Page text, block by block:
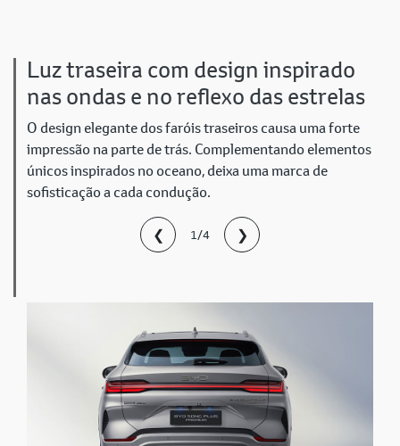
Luz traseira com design inspirado
nas ondas e no reflexo das estrelas
O design elegante dos faróis traseiros causa uma forte
impressão na parte de trás. Complementando elementos
únicos inspirados no oceano, deixa uma marca de
sofisticação a cada condução.
❮ 1/4 ❯